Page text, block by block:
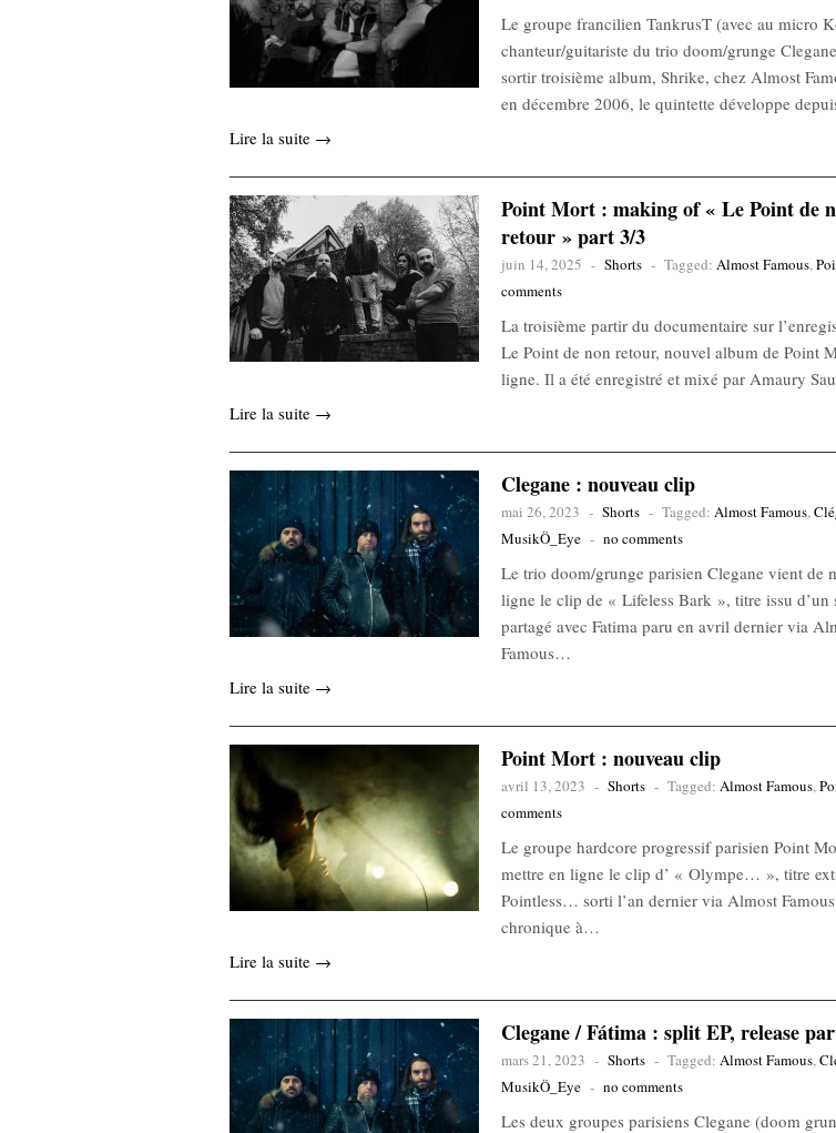
Le groupe francilien TankrusT (avec au micro
chanteur/guitariste du trio doom/grunge
sortir troisième album, Shrike, chez Almost
en décembre 2006, le quintette développe
Lire la suite →
Point Mort : making of « Le Point de
retour » part 3/3
juin 14, 2025 - Shorts - Tagged: Almost Famous,
comments
La troisième partir du documentaire sur
Le Point de non retour, nouvel album de Point
ligne. Il a été enregistré et mixé par Amaury
Lire la suite →
Clegane : nouveau clip
mai 26, 2023 - Shorts - Tagged: Almost Famous,
MusikÖ_Eye - no comments
Le trio doom/grunge parisien Clegane vient de
ligne le clip de « Lifeless Bark », titre issu d’un
partagé avec Fatima paru en avril dernier via
Famous…
Lire la suite →
Point Mort : nouveau clip
avril 13, 2023 - Shorts - Tagged: Almost Famous,
comments
Le groupe hardcore progressif parisien Point
mettre en ligne le clip d’ « Olympe… », titre
Pointless… sorti l’an dernier via Almost
chronique à…
Lire la suite →
Clegane / Fátima : split EP, release
mars 21, 2023 - Shorts - Tagged: Almost Famous,
MusikÖ_Eye - no comments
Les deux groupes parisiens Clegane (doom
12,90€